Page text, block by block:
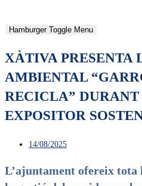
Hamburger Toggle Menu
XÀTIVA PRESENTA
AMBIENTAL
RECICLA”
EXPOSITOR
14/08/2025
L’ajuntament ofereix